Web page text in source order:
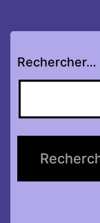
Rechercher…